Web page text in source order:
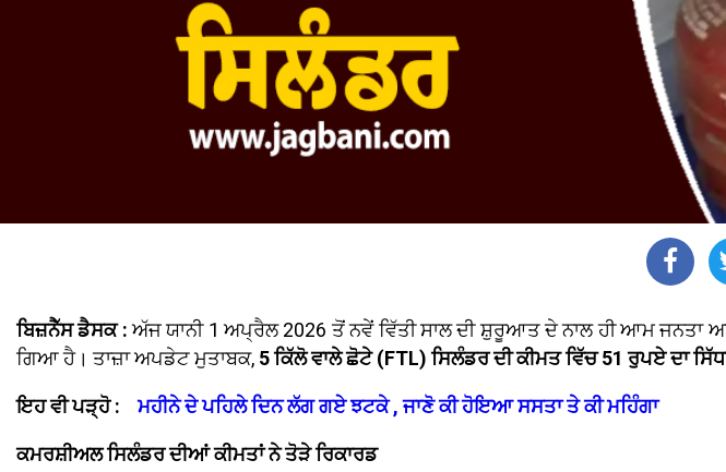
ਬਿਜ਼ਨੈੱਸ ਡੈਸਕ : ਅੱਜ ਯਾਨੀ 1 ਅਪ੍ਰੈਲ 2026 ਤੋਂ ਨਵੇਂ ਵਿੱਤੀ ਸਾਲ ਦੀ ਸ਼ੁਰੂਆਤ ਦੇ ਨਾਲ ਹੀ ਆਮ
ਗਿਆ ਹੈ। ਤਾਜ਼ਾ ਅਪਡੇਟ ਮੁਤਾਬਕ, 5 ਕਿੱਲੋ ਵਾਲੇ ਛੋਟੇ (FTL) ਸਿਲੰਡਰ ਦੀ ਕੀਮਤ ਵਿੱਚ 51 ਰੁਪਏ ਦਾ
ਇਹ ਵੀ ਪੜ੍ਹੋ : ਮਹੀਨੇ ਦੇ ਪਹਿਲੇ ਦਿਨ ਲੱਗ ਗਏ ਝਟਕੇ , ਜਾਣੋ ਕੀ ਹੋਇਆ ਸਸਤਾ ਤੇ ਕੀ ਮਹਿੰਗਾ
ਕਮਰਸ਼ੀਅਲ ਸਿਲੰਡਰ ਦੀਆਂ ਕੀਮਤਾਂ ਨੇ ਤੋੜੇ ਰਿਕਾਰਡ